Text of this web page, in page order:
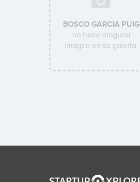
BOSCO GARCIA PUIG
no tiene ninguna
imágen en su galería.